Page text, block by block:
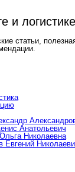
и логистике
статьи,
Анатольевич
Николаевна
Евгений